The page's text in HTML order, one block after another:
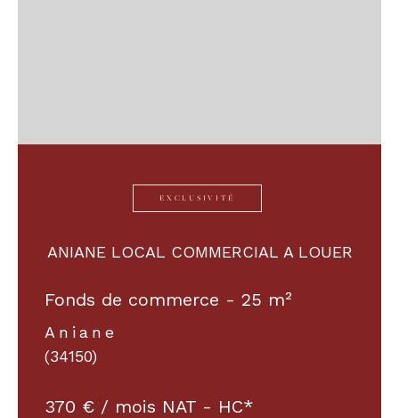
EXCLUSIVITÉ
ANIANE LOCAL COMMERCIAL A LOUER
Fonds de commerce - 25 m²
Aniane
(34150)
370 € / mois NAT - HC*